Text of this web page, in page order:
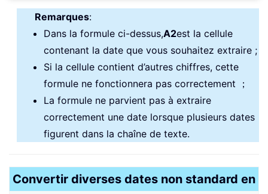
Remarques:
Dans la formule ci-dessus,A2est la cellule
contenant la date que vous souhaitez extraire ;
Si la cellule contient d’autres chiffres, cette
formule ne fonctionnera pas correctement ；
La formule ne parvient pas à extraire
correctement une date lorsque plusieurs dates
figurent dans la chaîne de texte.
Convertir diverses dates non standard en